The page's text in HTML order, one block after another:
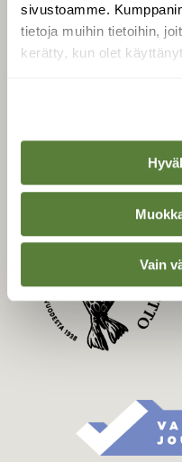
sivustoamme.
tietoja muihin tietoihin,
kerätty, kun olet
Vain